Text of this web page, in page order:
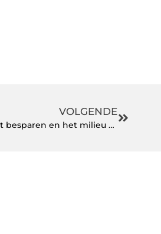
VOLGENDE
Spijkenisse en de benzineprijs Oorlog: Hoe je geld kunt besparen en het milieu kunt helpen